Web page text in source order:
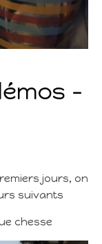
–
suivants
chesse